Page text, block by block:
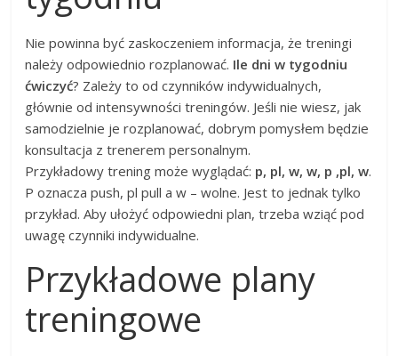
Nie powinna być zaskoczeniem informacja, że treningi
należy odpowiednio rozplanować. Ile dni w tygodniu
ćwiczyć? Zależy to od czynników indywidualnych,
głównie od intensywności treningów. Jeśli nie wiesz, jak
samodzielnie je rozplanować, dobrym pomysłem będzie
konsultacja z trenerem personalnym.
Przykładowy trening może wyglądać: p, pl, w, w, p ,pl, w.
P oznacza push, pl pull a w – wolne. Jest to jednak tylko
przykład. Aby ułożyć odpowiedni plan, trzeba wziąć pod
uwagę czynniki indywidualne.
Przykładowe plany
treningowe